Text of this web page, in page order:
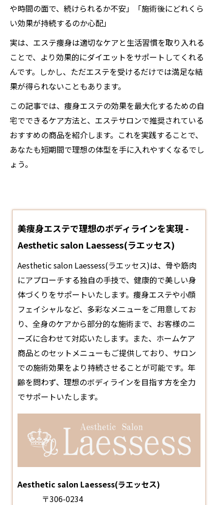
や時間の面で、続けられるか不安」「施術後にどれくら
い効果が持続するのか心配」
実は、エステ痩身は適切なケアと生活習慣を取り入れる
ことで、より効果的にダイエットをサポートしてくれる
んです。しかし、ただエステを受けるだけでは満足な結
果が得られないこともあります。
この記事では、痩身エステの効果を最大化するための自
宅でできるケア方法と、エステサロンで推奨されている
おすすめの商品を紹介します。これを実践することで、
あなたも短期間で理想の体型を手に入れやすくなるでし
ょう。
美痩身エステで理想のボディラインを実現 -
Aesthetic salon Laessess(ラエッセス)
Aesthetic salon Laessess(ラエッセス)は、骨や筋肉
にアプローチする独自の手技で、健康的で美しい身
体づくりをサポートいたします。痩身エステや小顔
フェイシャルなど、多彩なメニューをご用意してお
り、全身のケアから部分的な施術まで、お客様のニ
ーズに合わせて対応いたします。また、ホームケア
商品とのセットメニューもご提供しており、サロン
での施術効果をより持続させることが可能です。年
齢を問わず、理想のボディラインを目指す方を全力
でサポートいたします。
Aesthetic salon Laessess(ラエッセス)
〒306-0234